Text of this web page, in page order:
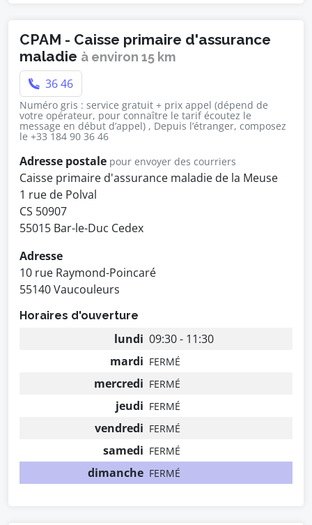
CPAM - Caisse primaire d'assurance
maladie à environ 15 km
36 46
Numéro gris : service gratuit + prix appel (dépend de
votre opérateur, pour connaître le tarif écoutez le
message en début d’appel) , Depuis l’étranger, composez
le +33 184 90 36 46
Adresse postale pour envoyer des courriers
Caisse primaire d'assurance maladie de la Meuse
1 rue de Polval
CS 50907
55015 Bar-le-Duc Cedex
Adresse
10 rue Raymond-Poincaré
55140 Vaucouleurs
Horaires d'ouverture
lundi 09:30 - 11:30
mardi FERMÉ
mercredi FERMÉ
jeudi FERMÉ
vendredi FERMÉ
samedi FERMÉ
dimanche FERMÉ